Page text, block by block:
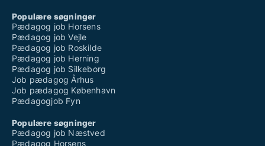
Populære søgninger
Pædagog job Horsens
Pædagog job Vejle
Pædagog job Roskilde
Pædagog job Herning
Pædagog job Silkeborg
Job pædagog Århus
Job pædagog København
Pædagogjob Fyn
Populære søgninger
Pædagog job Næstved
Pædagog Horsens